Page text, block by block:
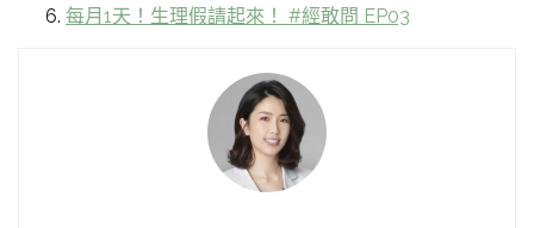
每月1天！生理假請起來！ #經敢問 EP03